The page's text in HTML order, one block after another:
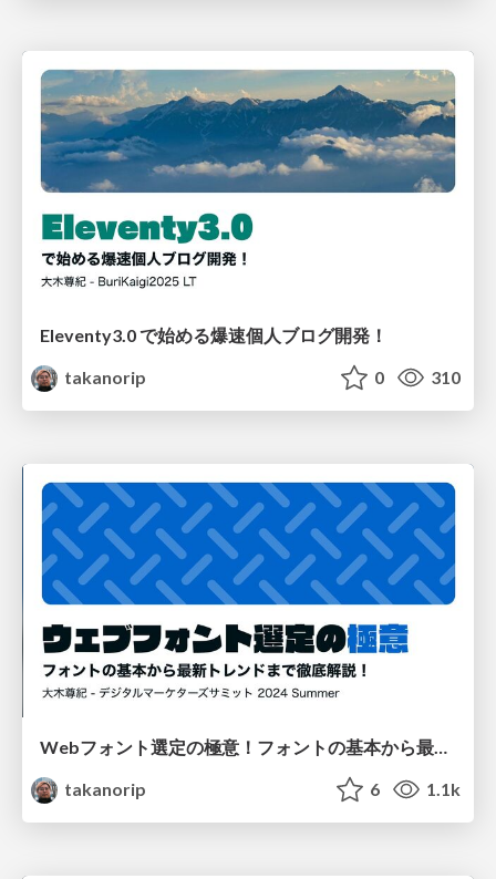
Eleventy3.0 で始める爆速個人ブログ開発！
takanorip
0 310
Webフォント選定の極意！フォントの基本から最新トレンドまで徹底解説
takanorip
6 1.1k